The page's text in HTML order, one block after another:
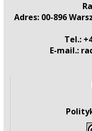
Adres: 00-896
Tel.:
E-mail.: